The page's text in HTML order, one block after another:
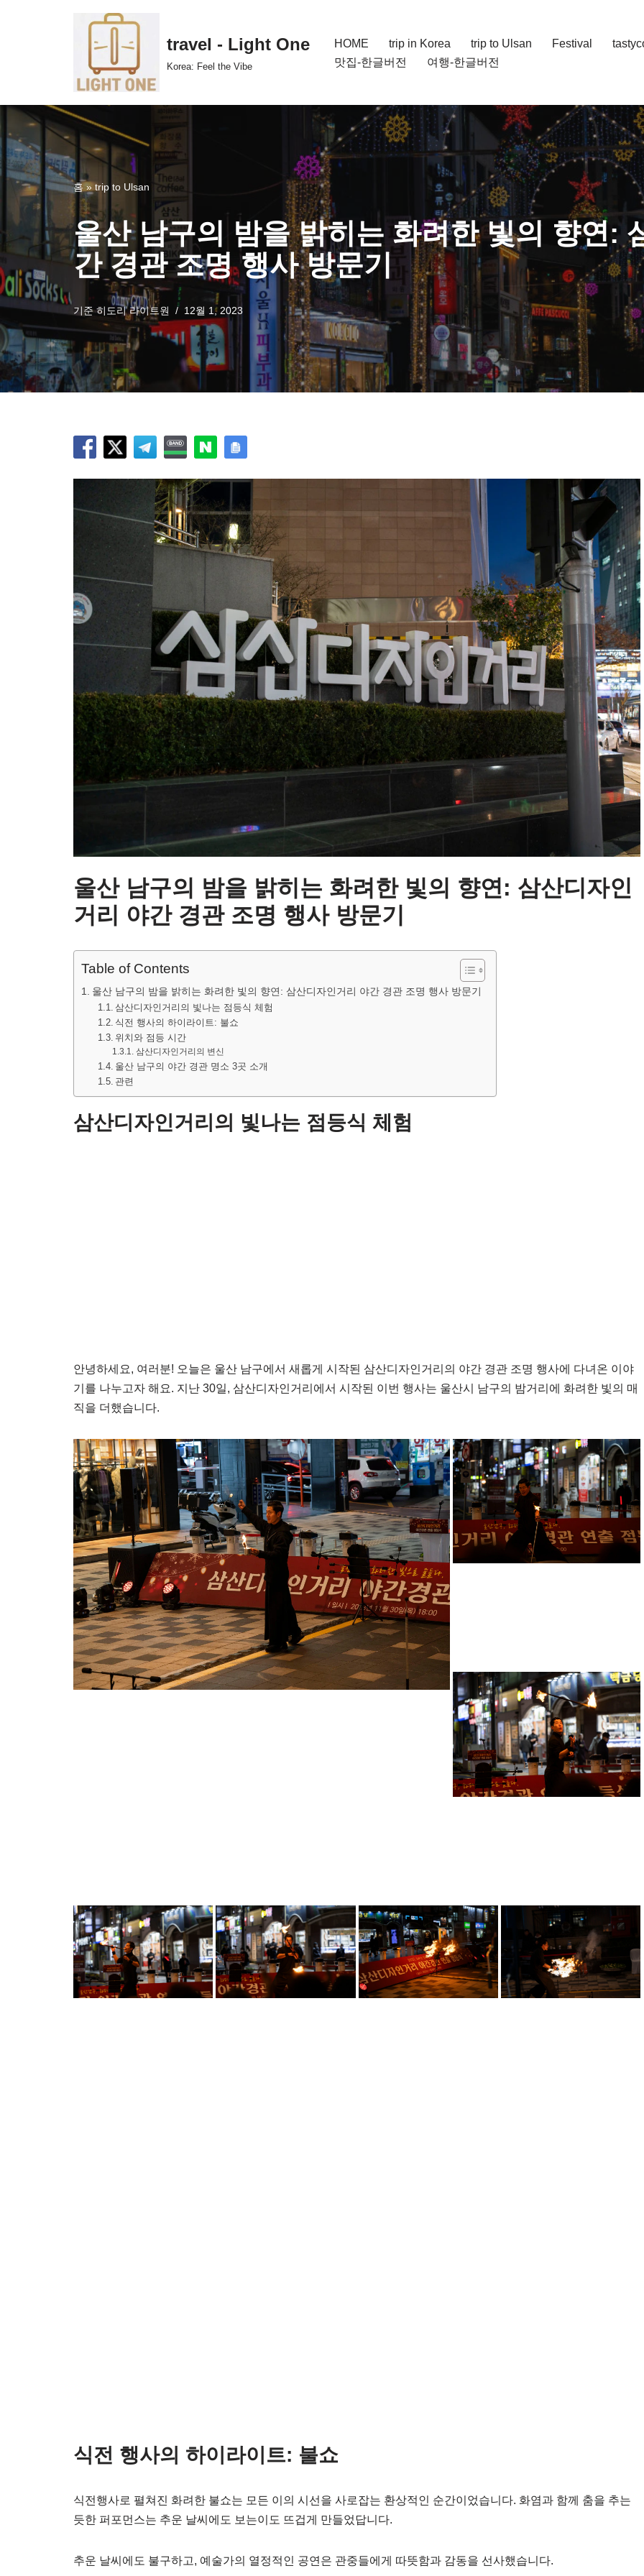
너
뛰
기
travel - Light One
Korea: Feel the Vibe
HOME trip in Korea trip to Ulsan Festival
맛집-한글버전
여행-한글버전
홈» trip to Ulsan
울산 남구의 밤을 밝히는 화려한 빛의 향연:
간 경관 조명 행사 방문기
기준히도리 라이트원 12월 1, 2023
울산 남구의 밤을 밝히는 화려한 빛의 향연: 삼산디자인
거리 야간 경관 조명 행사 방문기
Table of Contents
울산 남구의 밤을 밝히는 화려한 빛의 향연: 삼산디자인거리 야간 경관 조명 행사 방문기
삼산디자인거리의 빛나는 점등식 체험
식전 행사의 하이라이트: 불쇼
위치와 점등 시간
삼산디자인거리의 변신
울산 남구의 야간 경관 명소 3곳 소개
관련
삼산디자인거리의 빛나는 점등식 체험
안녕하세요, 여러분! 오늘은 울산 남구에서 새롭게 시작된 삼산디자인거리의 야간 경관 조명 행사에 다녀온 이야
기를 나누고자 해요. 지난 30일, 삼산디자인거리에서 시작된 이번 행사는 울산시 남구의 밤거리에 화려한 빛의 매
직을 더했습니다.
식전 행사의 하이라이트: 불쇼
식전행사로 펼쳐진 화려한 불쇼는 모든 이의 시선을 사로잡는 환상적인 순간이었습니다. 화염과 함께 춤을 추는
듯한 퍼포먼스는 추운 날씨에도 보는이도 뜨겁게 만들었답니다.
추운 날씨에도 불구하고, 예술가의 열정적인 공연은 관중들에게 따뜻함과 감동을 선사했습니다.